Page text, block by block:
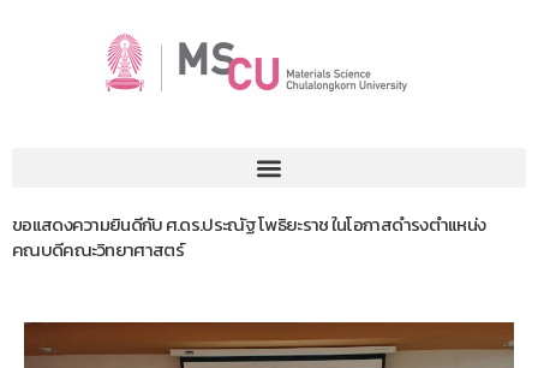
ขอแสดงความยินดีกับ ศ.ดร.ประณัฐ โพธิยะราช ในโอกาสดำรงตำแหน่ง
คณบดีคณะวิทยาศาสตร์